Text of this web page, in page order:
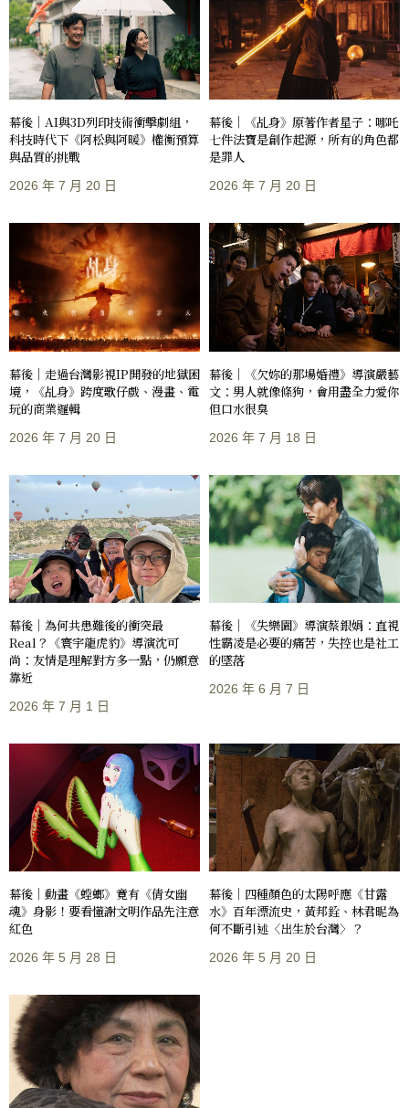
幕後｜AI與3D列印技術衝擊劇組，
科技時代下《阿松與阿暖》權衡預算
與品質的挑戰
2026 年 7 月 20 日
幕後｜《乩身》原著作者星子：哪吒
七件法寶是創作起源，所有的角色都
是罪人
2026 年 7 月 20 日
幕後｜走過台灣影視IP開發的地獄困
境，《乩身》跨度歌仔戲、漫畫、電
玩的商業邏輯
2026 年 7 月 20 日
幕後｜《欠妳的那場婚禮》導演嚴藝
文：男人就像條狗，會用盡全力愛你
但口水很臭
2026 年 7 月 18 日
幕後｜為何共患難後的衝突最
Real？《寰宇龍虎豹》導演沈可
尚：友情是理解對方多一點，仍願意
靠近
2026 年 7 月 1 日
幕後｜《失樂園》導演蔡銀娟：直視
性霸凌是必要的痛苦，失控也是社工
的墜落
2026 年 6 月 7 日
幕後｜動畫《螳螂》竟有《倩女幽
魂》身影！要看懂謝文明作品先注意
紅色
2026 年 5 月 28 日
幕後｜四種顏色的太陽呼應《甘露
水》百年漂流史，黃邦銓、林君昵為
何不斷引述〈出生於台灣〉？
2026 年 5 月 20 日